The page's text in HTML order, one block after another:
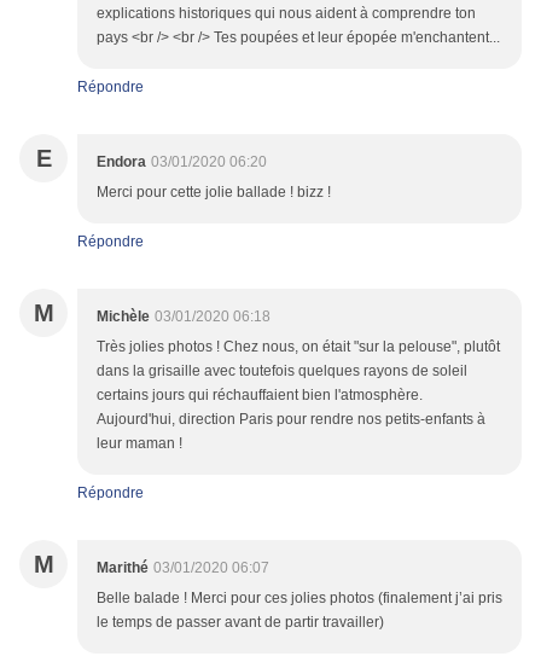
explications historiques qui nous aident à comprendre ton
pays <br /> <br /> Tes poupées et leur épopée m'enchantent...
Répondre
E Endora 03/01/2020 06:20
Merci pour cette jolie ballade ! bizz !
Répondre
M Michèle 03/01/2020 06:18
Très jolies photos ! Chez nous, on était "sur la pelouse", plutôt
dans la grisaille avec toutefois quelques rayons de soleil
certains jours qui réchauffaient bien l'atmosphère.
Aujourd'hui, direction Paris pour rendre nos petits-enfants à
leur maman !
Répondre
M Marithé 03/01/2020 06:07
Belle balade ! Merci pour ces jolies photos (finalement j’ai pris
le temps de passer avant de partir travailler)